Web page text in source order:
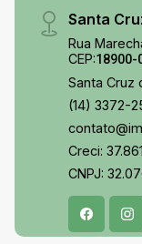
Santa
Rua
CEP:18900-
Santa Cruz
(14) 3372-
Creci:
CNPJ: